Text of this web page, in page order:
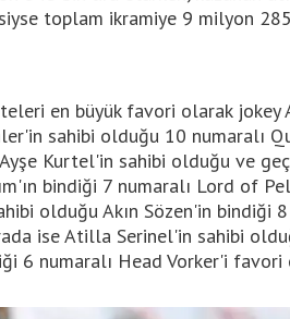
toplam ikramiye 9 milyon
en büyük favori olarak jokey
sahibi olduğu 10 numaralı
Kurtel'in sahibi olduğu ve
bindiği 7 numaralı Lord of
olduğu Akın Sözen'in bindiği 8
ise Atilla Serinel'in sahibi
6 numaralı Head Vorker'i favori